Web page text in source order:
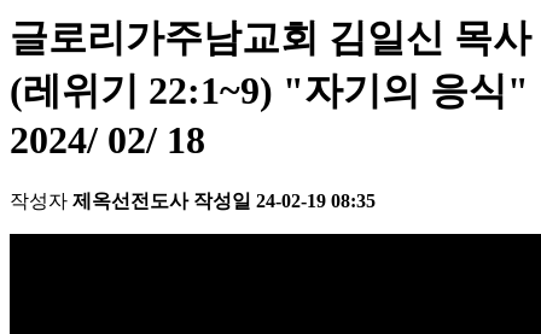
글로리가주남교회 김일신 목사
(레위기 22:1~9) "자기의 응식"
2024/ 02/ 18
작성자 제옥선전도사 작성일 24-02-19 08:35